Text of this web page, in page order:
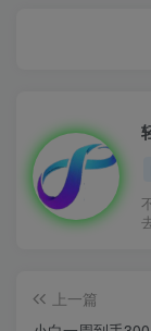
上一篇